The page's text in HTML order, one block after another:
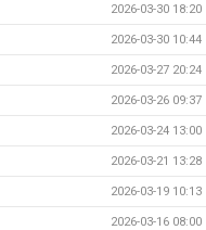
2026-03-30 18:20
2026-03-30 10:44
2026-03-27 20:24
2026-03-26 09:37
2026-03-24 13:00
2026-03-21 13:28
2026-03-19 10:13
2026-03-16 08:00